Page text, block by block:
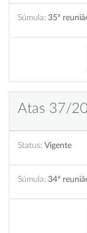
Súmula: 35ª
Atas 37/
Status: Vigente
Súmula: 34ª